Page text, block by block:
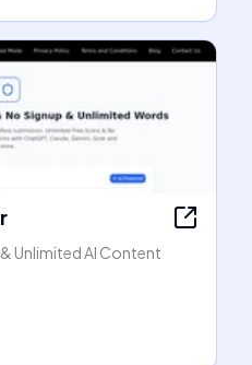
Unlimited AI Content